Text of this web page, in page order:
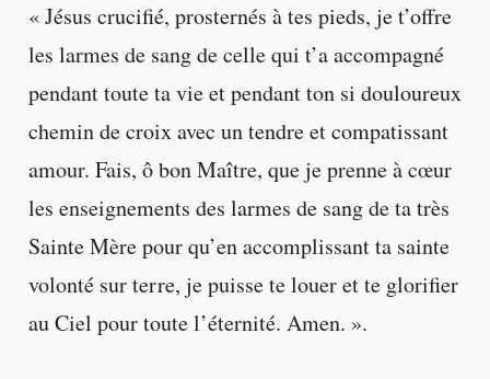
« Jésus crucifié, prosternés à tes pieds, je t’offre
les larmes de sang de celle qui t’a accompagné
pendant toute ta vie et pendant ton si douloureux
chemin de croix avec un tendre et compatissant
amour. Fais, ô bon Maître, que je prenne à cœur
les enseignements des larmes de sang de ta très
Sainte Mère pour qu’en accomplissant ta sainte
volonté sur terre, je puisse te louer et te glorifier
au Ciel pour toute l’éternité. Amen. ».